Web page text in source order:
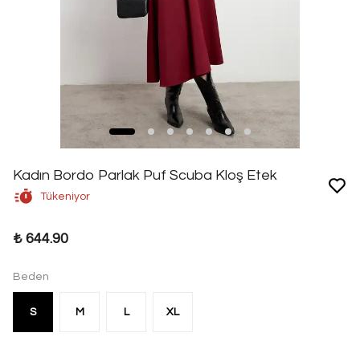
Kadın Bordo Parlak Puf Scuba Kloş Etek
Tükeniyor
₺ 644.90
Beden
S M L XL